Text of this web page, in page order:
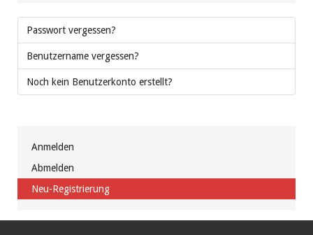
Passwort vergessen?
Benutzername vergessen?
Noch kein Benutzerkonto erstellt?
Anmelden
Abmelden
Neu-Registrierung